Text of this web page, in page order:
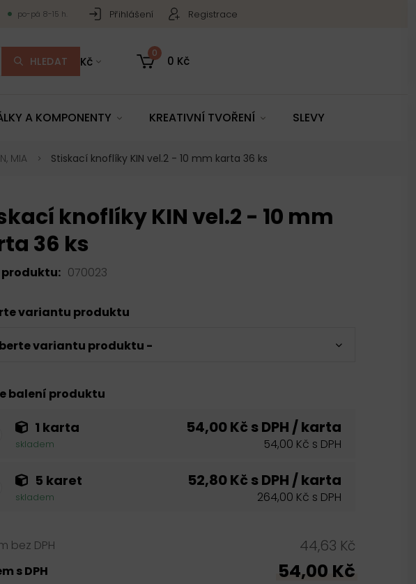
po-pá 8-15 h. Přihlášení Registrace
HLEDAT Kč
0
0 Kč
A KOMPONENTY KREATIVNÍ TVOŘENÍ SLEVY
MIA Stiskací knoflíky KIN vel.2 - 10 mm karta 36 ks
knoflíky KIN vel.2 - 10 mm
36 ks
produktu: 070023
variantu produktu
variantu produktu -
balení produktu
1 karta
skladem
54,00 Kč s DPH / karta
54,00 Kč s DPH
5 karet
skladem
52,80 Kč s DPH / karta
264,00 Kč s DPH
bez DPH 44,63 Kč
s DPH 54,00 Kč